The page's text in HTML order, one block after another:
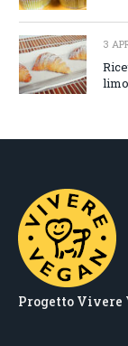
3
Progetto Vivere